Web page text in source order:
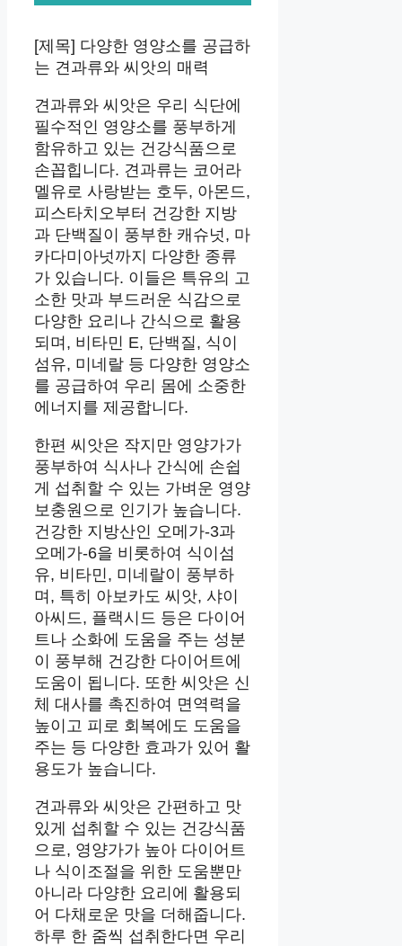
[제목] 다양한 영양소를 공급하
는 견과류와 씨앗의 매력
견과류와 씨앗은 우리 식단에
필수적인 영양소를 풍부하게
함유하고 있는 건강식품으로
손꼽힙니다. 견과류는 코어라
멜유로 사랑받는 호두, 아몬드,
피스타치오부터 건강한 지방
과 단백질이 풍부한 캐슈넛, 마
카다미아넛까지 다양한 종류
가 있습니다. 이들은 특유의 고
소한 맛과 부드러운 식감으로
다양한 요리나 간식으로 활용
되며, 비타민 E, 단백질, 식이
섬유, 미네랄 등 다양한 영양소
를 공급하여 우리 몸에 소중한
에너지를 제공합니다.
한편 씨앗은 작지만 영양가가
풍부하여 식사나 간식에 손쉽
게 섭취할 수 있는 가벼운 영양
보충원으로 인기가 높습니다.
건강한 지방산인 오메가-3과
오메가-6을 비롯하여 식이섬
유, 비타민, 미네랄이 풍부하
며, 특히 아보카도 씨앗, 샤이
아씨드, 플랙시드 등은 다이어
트나 소화에 도움을 주는 성분
이 풍부해 건강한 다이어트에
도움이 됩니다. 또한 씨앗은 신
체 대사를 촉진하여 면역력을
높이고 피로 회복에도 도움을
주는 등 다양한 효과가 있어 활
용도가 높습니다.
견과류와 씨앗은 간편하고 맛
있게 섭취할 수 있는 건강식품
으로, 영양가가 높아 다이어트
나 식이조절을 위한 도움뿐만
아니라 다양한 요리에 활용되
어 다채로운 맛을 더해줍니다.
하루 한 줌씩 섭취한다면 우리